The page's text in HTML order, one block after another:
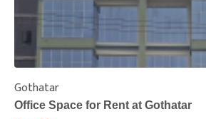
Gothatar
Office Space for Rent at Gothatar